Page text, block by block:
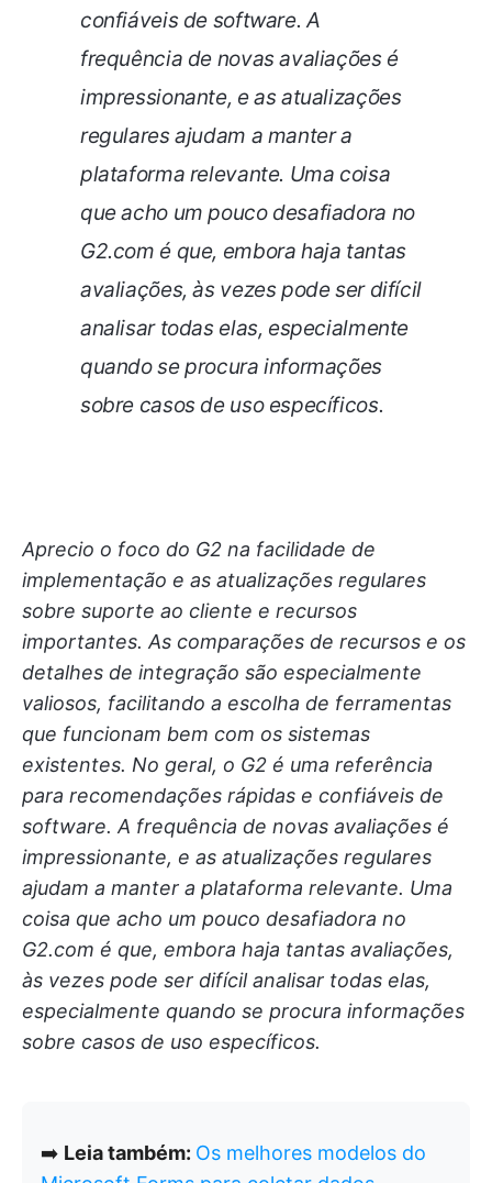
confiáveis de software. A
frequência de novas avaliações é
impressionante, e as atualizações
regulares ajudam a manter a
plataforma relevante. Uma coisa
que acho um pouco desafiadora no
G2.com é que, embora haja tantas
avaliações, às vezes pode ser difícil
analisar todas elas, especialmente
quando se procura informações
sobre casos de uso específicos.
Aprecio o foco do G2 na facilidade de
implementação e as atualizações regulares
sobre suporte ao cliente e recursos
importantes. As comparações de recursos e os
detalhes de integração são especialmente
valiosos, facilitando a escolha de ferramentas
que funcionam bem com os sistemas
existentes. No geral, o G2 é uma referência
para recomendações rápidas e confiáveis de
software. A frequência de novas avaliações é
impressionante, e as atualizações regulares
ajudam a manter a plataforma relevante. Uma
coisa que acho um pouco desafiadora no
G2.com é que, embora haja tantas avaliações,
às vezes pode ser difícil analisar todas elas,
especialmente quando se procura informações
sobre casos de uso específicos.
➡️ Leia também: Os melhores modelos do